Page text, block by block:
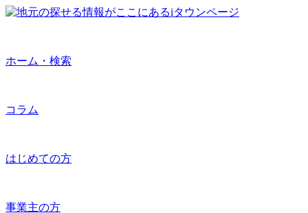
ホーム・検索
コラム
はじめての方
事業主の方